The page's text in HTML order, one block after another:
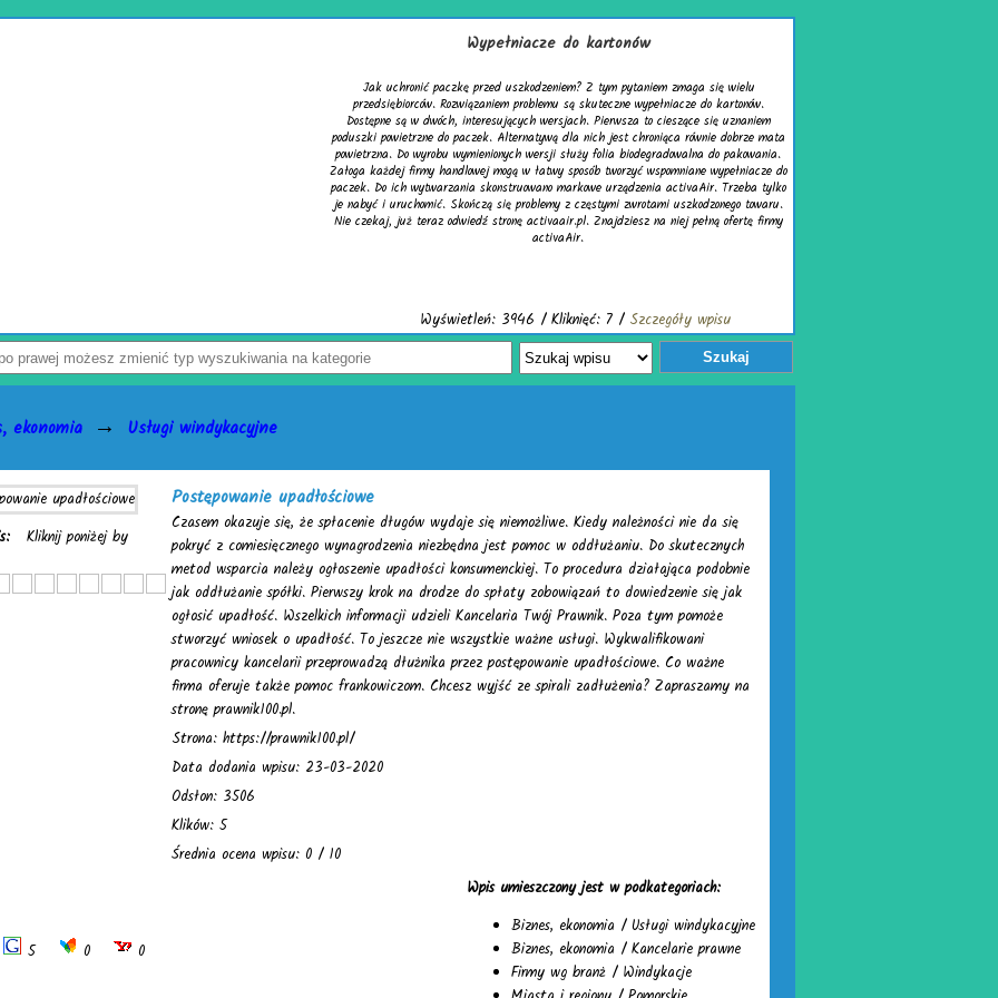
Wypełniacze do kartonów
Jak uchronić paczkę przed uszkodzeniem? Z tym pytaniem zmaga się wielu
przedsiębiorców. Rozwiązaniem problemu są skuteczne wypełniacze do kartonów.
Dostępne są w dwóch, interesujących wersjach. Pierwsza to cieszące się uznaniem
poduszki powietrzne do paczek. Alternatywą dla nich jest chroniąca równie dobrze mata
powietrzna. Do wyrobu wymienionych wersji służy folia biodegradowalna do pakowania.
Załoga każdej firmy handlowej mogą w łatwy sposób tworzyć wspomniane wypełniacze do
paczek. Do ich wytwarzania skonstruowano markowe urządzenia activaAir. Trzeba tylko
je nabyć i uruchomić. Skończą się problemy z częstymi zwrotami uszkodzonego towaru.
Nie czekaj, już teraz odwiedź stronę activaair.pl. Znajdziesz na niej pełną ofertę firmy
Wyświetleń: 3946 / Kliknięć: 7 /Szczegóły wpisu
Szukaj
ekonomia → Usługi windykacyjne
Kliknij poniżej by
Postępowanie upadłościowe
Czasem okazuje się, że spłacenie długów wydaje się niemożliwe. Kiedy należności nie da się
pokryć z comiesięcznego wynagrodzenia niezbędna jest pomoc w oddłużaniu. Do skutecznych
metod wsparcia należy ogłoszenie upadłości konsumenckiej. To procedura działająca podobnie
jak oddłużanie spółki. Pierwszy krok na drodze do spłaty zobowiązań to dowiedzenie się jak
ogłosić upadłość. Wszelkich informacji udzieli Kancelaria Twój Prawnik. Poza tym pomoże
stworzyć wniosek o upadłość. To jeszcze nie wszystkie ważne usługi. Wykwalifikowani
pracownicy kancelarii przeprowadzą dłużnika przez postępowanie upadłościowe. Co ważne
firma oferuje także pomoc frankowiczom. Chcesz wyjść ze spirali zadłużenia? Zapraszamy na
stronę prawnik100.pl.
Strona: https://prawnik100.pl/
Data dodania wpisu: 23-03-2020
Odsłon: 3506
Klików: 5
Średnia ocena wpisu: 0 / 10
5 0 0
Wpis umieszczony jest w podkategoriach:
Biznes, ekonomia /Usługi windykacyjne
Biznes, ekonomia /Kancelarie prawne
Firmy wg branż / Windykacje